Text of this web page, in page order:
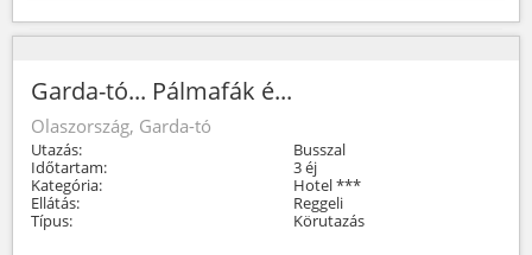
Garda-tó... Pálmafák é...
Olaszország, Garda-tó
Utazás:
Busszal
Időtartam:
3 éj
Kategória:
Hotel ***
Ellátás:
Reggeli
Típus:
Körutazás